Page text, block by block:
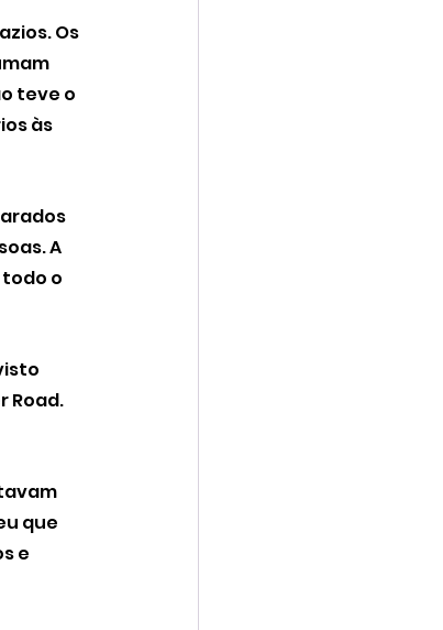
Os
teve o
às
A
o
Road.
que
e